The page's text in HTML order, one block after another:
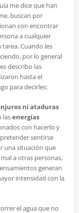
me dice que han
buscan por
con encontrar
a cualquier
Cuando les
por lo general
describo las
hasta el
para decirles:
ni ataduras
lasenergías
con hacerlo y
sentirse
una situación que
a otras personas,
generan
intensidad con la
el agua que no